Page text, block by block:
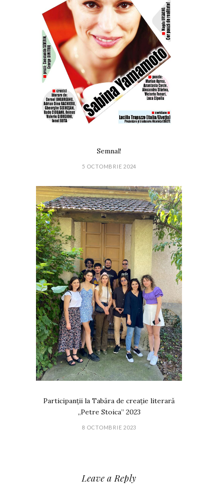
Semnal!
5 OCTOMBRIE 2024
Participanții la Tabăra de creație literară
„Petre Stoica” 2023
8 OCTOMBRIE 2023
Leave a Reply